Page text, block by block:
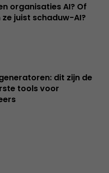
organisaties AI? Of
juist schaduw-AI?
dit zijn de
tools voor